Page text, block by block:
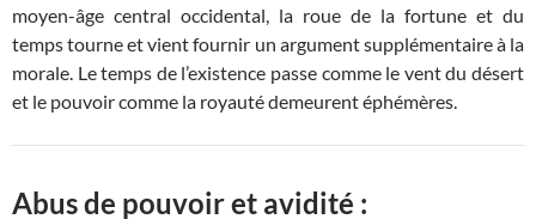
moyen-âge central occidental, la roue de la fortune et du
temps tourne et vient fournir un argument supplémentaire à la
morale. Le temps de l’existence passe comme le vent du désert
et le pouvoir comme la royauté demeurent éphémères.
Abus de pouvoir et avidité :